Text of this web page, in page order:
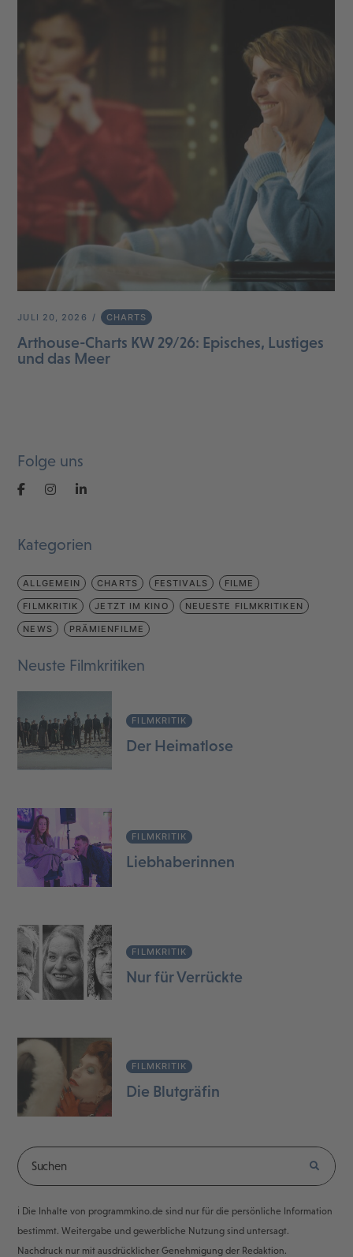
JULI 20, 2026 CHARTS
Arthouse-Charts KW 29/26: Episches, Lustiges
und das Meer
Folge uns
Kategorien
ALLGEMEIN CHARTS FESTIVALS FILME
FILMKRITIK JETZT IM KINO NEUESTE FILMKRITIKEN
NEWS PRÄMIENFILME
Neuste Filmkritiken
FILMKRITIK
Der Heimatlose
FILMKRITIK
Liebhaberinnen
FILMKRITIK
Nur für Verrückte
FILMKRITIK
Die Blutgräfin
ℹ️ Die Inhalte von programmkino.de sind nur für die persönliche Information
bestimmt. Weitergabe und gewerbliche Nutzung sind untersagt.
Nachdruck nur mit ausdrücklicher Genehmigung der Redaktion.